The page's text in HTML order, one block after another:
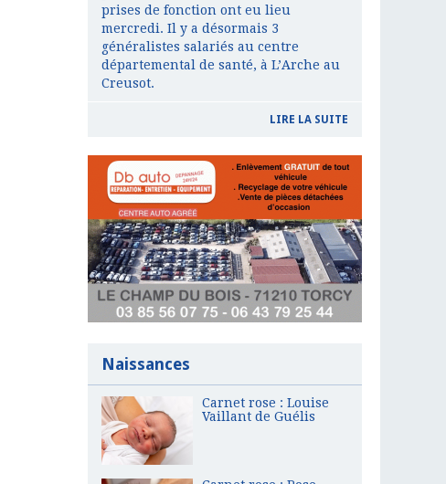
prises de fonction ont eu lieu
mercredi. Il y a désormais 3
généralistes salariés au centre
départemental de santé, à L’Arche au
Creusot.
LIRE LA SUITE
Naissances
Carnet rose : Louise
Vaillant de Guélis